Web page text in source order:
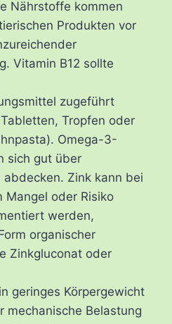
Nährstoffe kommen
Produkten vor
Vitamin B12 sollte
zugeführt
Tropfen oder
Omega-3-
sich gut über
Zink kann bei
Mangel oder Risiko
werden,
organischer
Zinkgluconat oder
geringes Körpergewicht
mechanische Belastung